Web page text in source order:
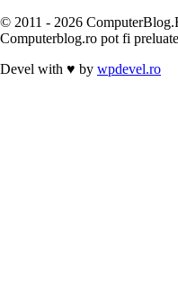
© 2011 - 2026
Computerblog.ro pot fi
Devel with ♥ by wpdevel.ro